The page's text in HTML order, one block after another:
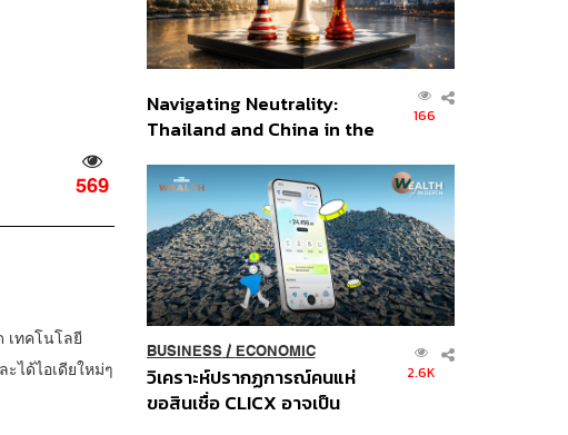
569
เทคโนโลยี
ได้ไอเดียใหม่ๆ
Navigating Neutrality:
Thailand and China in the
Order
166
BUSINESS/ ECONOMIC
วิเคราะห์ปรากฏการณ์คนแห่
ขอสินเชื่อ CLICX อาจเป็น
2.6K